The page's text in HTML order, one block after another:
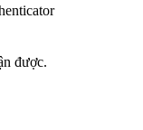
được.